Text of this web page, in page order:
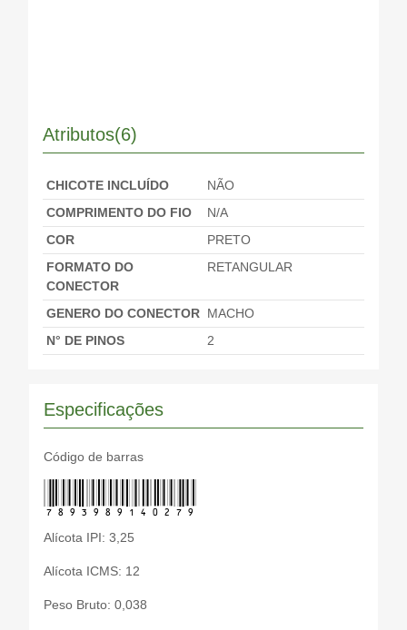
Atributos(6)
CHICOTE INCLUÍDO
NÃO
COMPRIMENTO DO FIO
N/A
COR
PRETO
FORMATO DO
CONECTOR
RETANGULAR
GENERO DO CONECTOR MACHO
N° DE PINOS
2
Especificações
Código de barras
7893989140279
Alícota IPI: 3,25
Alícota ICMS: 12
Peso Bruto: 0,038